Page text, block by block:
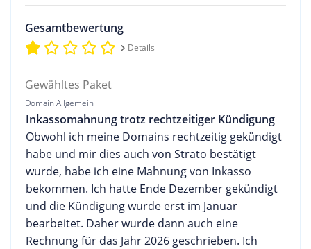
Gesamtbewertung
Details
Gewähltes Paket
Domain Allgemein
Inkassomahnung trotz rechtzeitiger Kündigung
Obwohl ich meine Domains rechtzeitig gekündigt
habe und mir dies auch von Strato bestätigt
wurde, habe ich eine Mahnung von Inkasso
bekommen. Ich hatte Ende Dezember gekündigt
und die Kündigung wurde erst im Januar
bearbeitet. Daher wurde dann auch eine
Rechnung für das Jahr 2026 geschrieben. Ich